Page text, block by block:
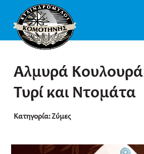
Αλμυρά
Τυρί και Ντομάτα
Κατηγορία:Ζύμες